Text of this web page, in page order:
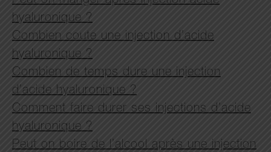
hyaluronique ?
Combien coute une injection d’acide
hyaluronique ?
Combien de temps dure une injection
d’acide hyaluronique ?
Comment faire durer ses injections d’acide
hyaluronique ?
Peut on boire de l’alcool après une injection